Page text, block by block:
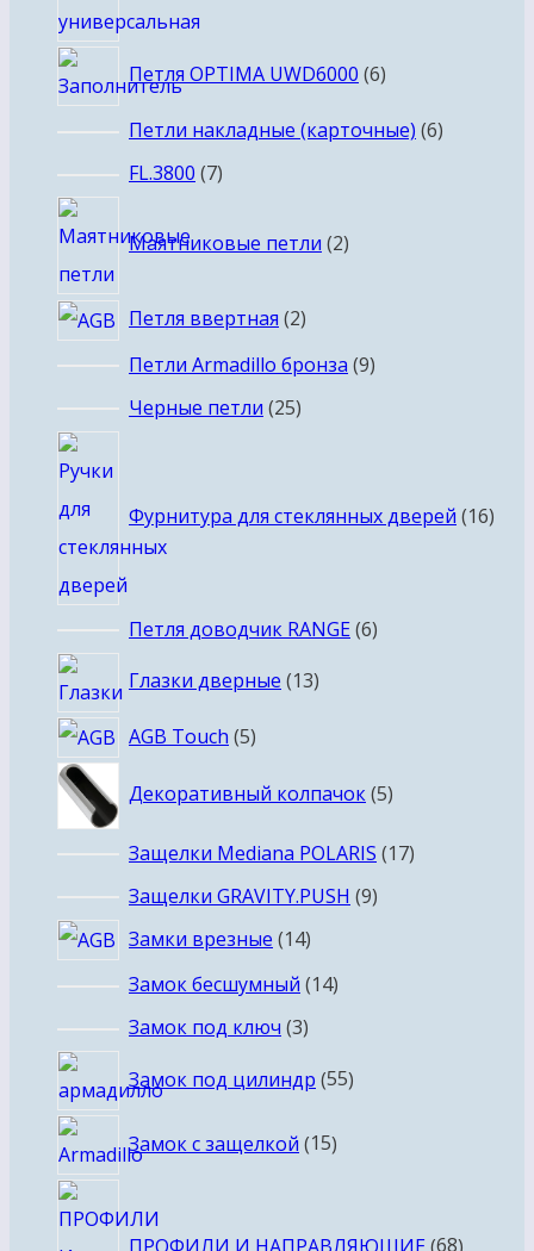
Петля OPTIMA UWD6000 66
Петли накладные (карточные) 66
FL.3800 77
Маятниковые петли 2товара
Петля ввертная 22
товара
Петли Armadillo бронза 99
Черные петли 2525
Фурнитура для стеклянных дверей 16
Петля доводчик RANGE 66
Глазки дверные 1313
AGB Touch 55
Декоративный колпачок 55
Защелки Mediana POLARIS 1717
Защелки GRAVITY.PUSH 99
Замки врезные 1414
товаров
Замок бесшумный 1414
Замок под ключ 33
товара
Замок под цилиндр 5555
Замок с защелкой 1515